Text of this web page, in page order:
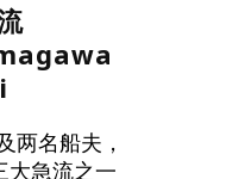
两名船夫，
大急流之一